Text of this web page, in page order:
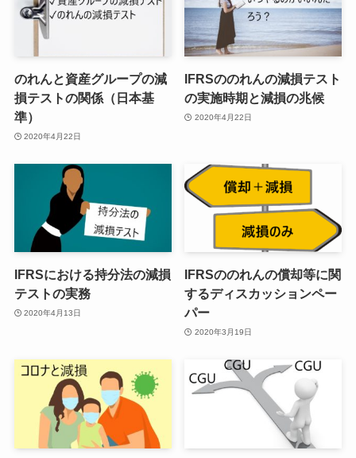
のれんと資産グループの減
損テストの関係（日本基
準）
2020年4月22日
IFRSののれんの減損テスト
の実施時期と減損の兆候
2020年4月22日
IFRSにおける持分法の減損
テストの実務
2020年4月13日
IFRSののれんの償却等に関
するディスカッションペー
パー
2020年3月19日